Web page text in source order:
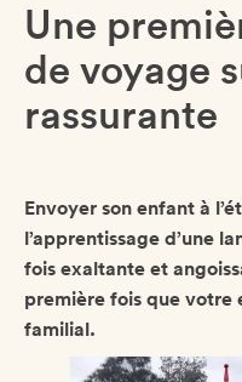
Une
de voyage
rassurante
Envoyer son enfant à
l’apprentissage d’une
fois exaltante et
première fois que votre
familial.